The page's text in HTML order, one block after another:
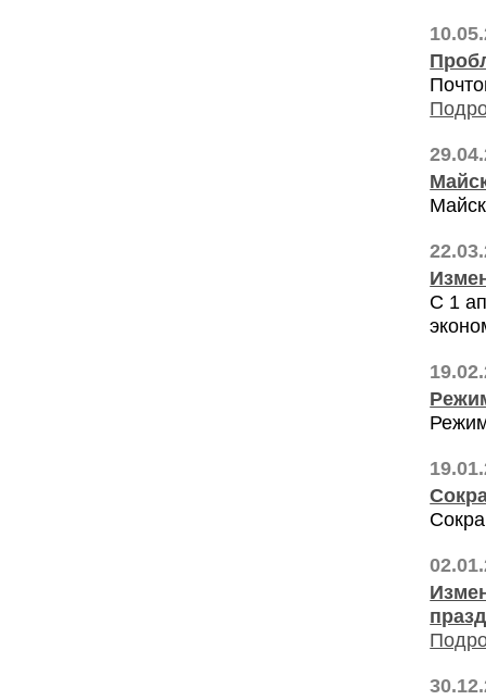
С 1